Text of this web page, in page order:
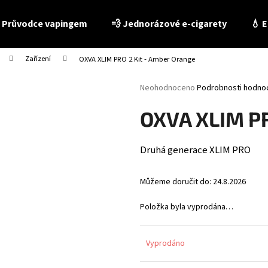
Průvodce vapingem 💨 Jednorázové e-cigarety 💧
Zařízení OXVA XLIM PRO 2 Kit - Amber Orange
Průměrné
produktu
je
z
5
Neohodnoceno Podrobnosti
OXVA XLIM
Druhá generace XLIM PRO
Můžeme doručit do: 24.8.2026
Položka byla vyprodána…
Vyprodáno
Co potřebujete najít?
HLEDAT
E-LIQUID - LIO LIQID - TOBACCO 10 ML / 16 MG
E-LIQUID -